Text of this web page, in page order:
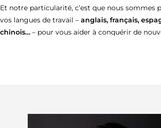
Et notre particularité, c’est que nous
vos langues de travail – anglais, français,
chinois… – pour vous aider à conquérir de